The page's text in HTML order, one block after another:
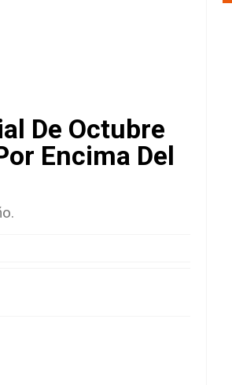
De Octubre
Encima Del